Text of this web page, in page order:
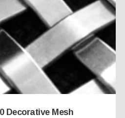
Decorative Mesh